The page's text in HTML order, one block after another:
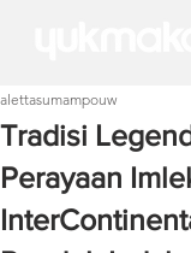
Tradisi
Perayaan
alettasumampouw